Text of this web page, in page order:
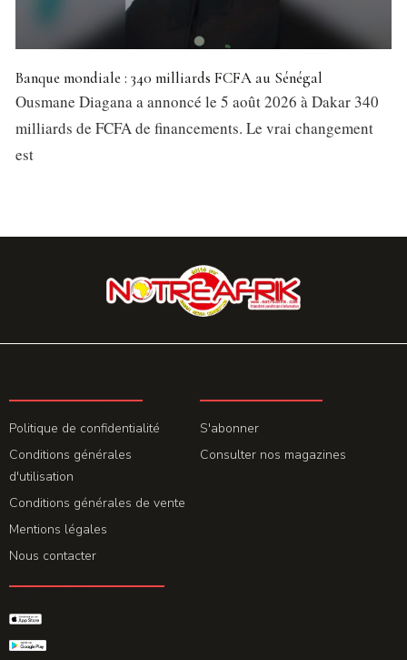
Banque mondiale : 340 milliards FCFA au Sénégal
Ousmane Diagana a annoncé le 5 août 2026 à Dakar 340
milliards de FCFA de financements. Le vrai changement
est
Politique de confidentialité
Conditions générales
d'utilisation
Conditions générales de vente
Mentions légales
Nous contacter
S'abonner
Consulter nos magazines